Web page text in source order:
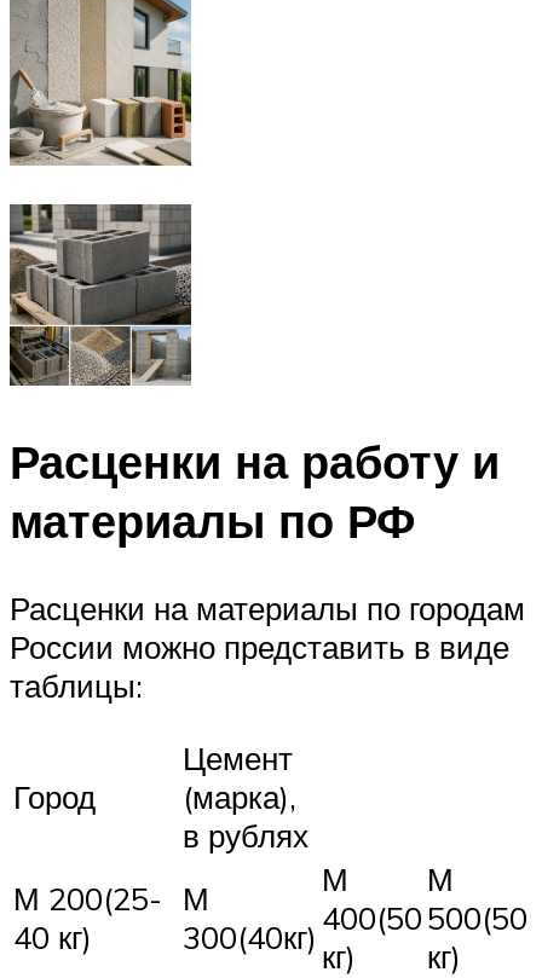
Расценки на работу и
материалы по РФ
Расценки на материалы по городам
России можно представить в виде
таблицы:
Город
Цемент
(марка),
в рублях
М 200(25-
40 кг)
М
300(40кг)
М
400(50
кг)
М
500(50
кг)